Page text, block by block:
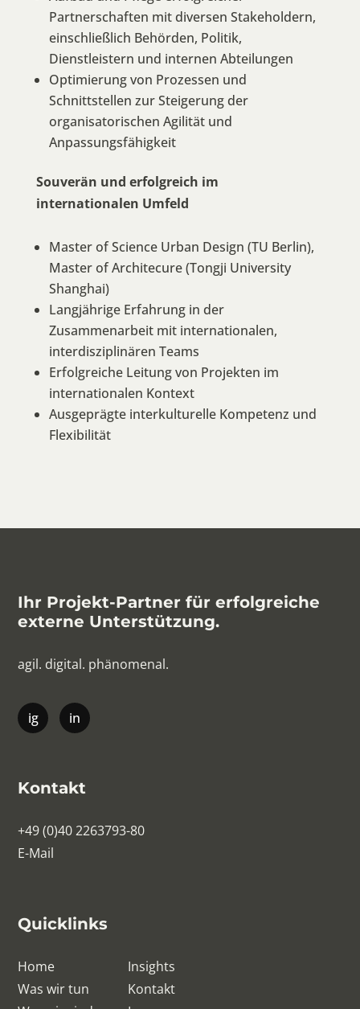
Partnerschaften mit diversen Stakeholdern,
einschließlich Behörden, Politik,
Dienstleistern und internen Abteilungen
Optimierung von Prozessen und
Schnittstellen zur Steigerung der
organisatorischen Agilität und
Anpassungsfähigkeit
Souverän und erfolgreich im
internationalen Umfeld
Master of Science Urban Design (TU Berlin),
Master of Architecure (Tongji University
Shanghai)
Langjährige Erfahrung in der
Zusammenarbeit mit internationalen,
interdisziplinären Teams
Erfolgreiche Leitung von Projekten im
internationalen Kontext
Ausgeprägte interkulturelle Kompetenz und
Flexibilität
Ihr Projekt-Partner für erfolgreiche
externe Unterstützung.
agil. digital. phänomenal.
Kontakt
+49 (0)40 2263793-80
E-Mail
Quicklinks
Home
Was wir tun
Insights
Kontakt